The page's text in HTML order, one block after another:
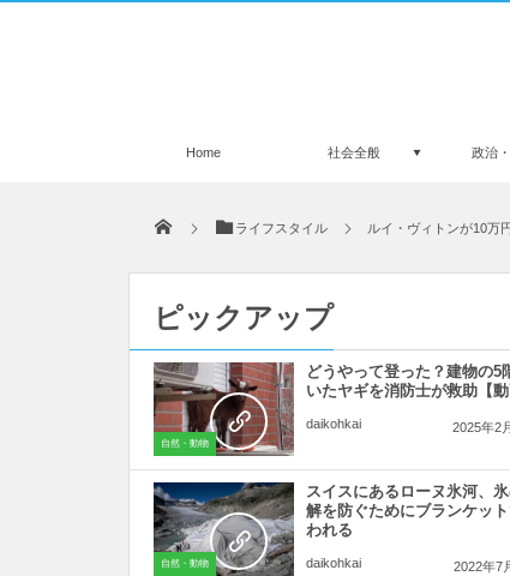
Home 社会全般 政治
ライフスタイル ルイ・ヴィトンが10万
ピックアップ
自然・動物
どうやって登った？建物の5
いたヤギを消防士が救助【動
daikohkai 2025年2
自然・動物
スイスにあるローヌ氷河、
解を防ぐためにブランケッ
われる
daikohkai 2022年7